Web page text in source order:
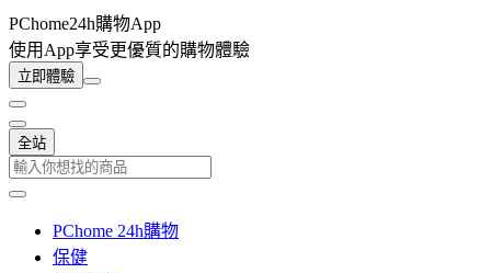
PChome24h購物App
使用App享受更優質的購物體驗
立即體驗
全站
PChome 24h購物
保健